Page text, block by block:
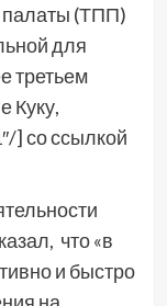
(ТПП)
для
третьем
Куку,
] со ссылкой
что «в
и быстро